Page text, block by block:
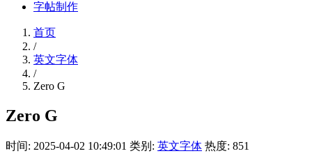
字帖制作
首页
/
英文字体
/
Zero G
Zero G
时间: 2025-04-02 10:49:01 类别: 英文字体 热度: 851